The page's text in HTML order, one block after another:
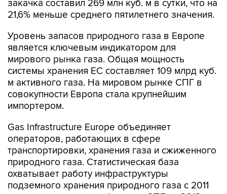
Уровень запасов природного газа в Европе
мирового рынка газа. Общая мощность
системы хранения ЕС составляет 109 млрд куб.
м активного газа. На мировом рынке СПГ в
совокупности Европа стала крупнейшим
импортером.
Gas Infrastructure Europe объединяет
транспортировки, хранения газа и сжиженного
природного газа. Статистическая база
охватывает работу инфраструктуры
подземного хранения природного газа с 2011
года, приема и регазификации СПГ - с 2012
года.